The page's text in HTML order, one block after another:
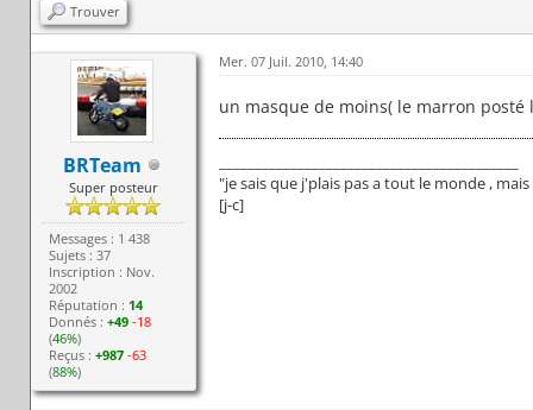
Trouver
BRTeam
Super posteur
Messages : 1 438
Sujets : 37
Inscription : Nov.
2002
Réputation : 14
Donnés :+49 -18
(46%)
Reçus :+987 -63
(88%)
Mer. 07 Juil. 2010, 14:40
un masque de moins( le marron posté
"je sais que j'plais pas a tout le monde ,
[j-c]